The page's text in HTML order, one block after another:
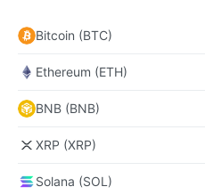
Bitcoin (BTC)
Ethereum (ETH)
BNB (BNB)
XRP (XRP)
Solana (SOL)